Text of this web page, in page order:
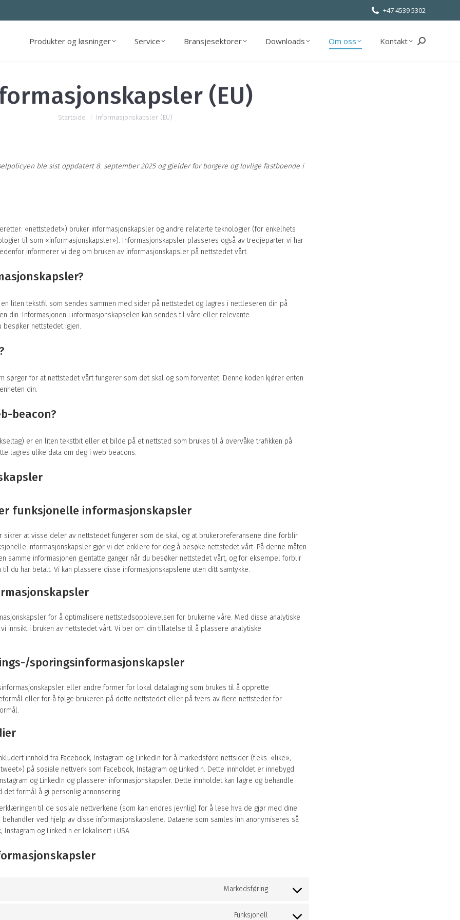
+47 4539 5302
Produkter og løsninger Service Bransjesektorer Downloads Om oss Kontakt Søk:
(EU)
Nå er du her:
Startside Informasjonskapsler (EU)
ble sist oppdatert 8. september 2025 og gjelder for borgere og lovlige fastboende i
«nettstedet») bruker informasjonskapsler og andre relaterte teknologier (for enkelhets
til som «informasjonskapsler»). Informasjonskapsler plasseres også av tredjeparter vi har
informerer vi deg om bruken av informasjonskapsler på nettstedet vårt.
liten tekstfil som sendes sammen med sider på nettstedet og lagres i nettleseren din på
din. Informasjonen i informasjonskapselen kan sendes til våre eller relevante
nettstedet igjen.
sørger for at nettstedet vårt fungerer som det skal og som forventet. Denne koden kjører enten
din.
beacon?
er en liten tekstbit eller et bilde på et nettsted som brukes til å overvåke trafikken på
lagres ulike data om deg i web beacons.
funksjonelle informasjonskapsler
sikrer at visse deler av nettstedet fungerer som de skal, og at brukerpreferansene dine forblir
informasjonskapsler gjør vi det enklere for deg å besøke nettstedet vårt. På denne måten
samme informasjonen gjentatte ganger når du besøker nettstedet vårt, og for eksempel forblir
du har betalt. Vi kan plassere disse informasjonskapslene uten ditt samtykke.
for å optimalisere nettstedsopplevelsen for brukerne våre. Med disse analytiske
innsikt i bruken av nettstedet vårt. Vi ber om din tillatelse til å plassere analytiske
sporingsinformasjonskapsler
eller andre former for lokal datalagring som brukes til å opprette
eller for å følge brukeren på dette nettstedet eller på tvers av flere nettsteder for
innhold fra Facebook, Instagram og LinkedIn for å markedsføre nettsider (f.eks. «like»,
på sosiale nettverk som Facebook, Instagram og LinkedIn. Dette innholdet er innebygd
og LinkedIn og plasserer informasjonskapsler. Dette innholdet kan lagre og behandle
det formål å gi personlig annonsering.
til de sosiale nettverkene (som kan endres jevnlig) for å lese hva de gjør med dine
ved hjelp av disse informasjonskapslene. Dataene som samles inn anonymiseres så
Instagram og LinkedIn er lokalisert i USA.
Markedsføring
Samtykke
tjenesten
Funksjonell
Kontakt Søk: